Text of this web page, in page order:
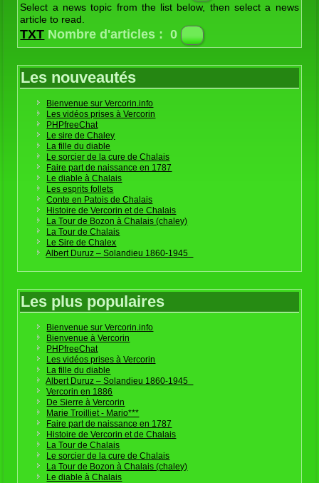
Select a news topic from the list below, then select a news
article to read.
Latest Nombre d'articles : 1
The latest news from the Joomla! Team
TXT Nombre d'articles : 0
Contes et légendes Nombre d'articles : 24
Textes historiques Nombre d'articles : 14
Les nouveautés
Bienvenue sur Vercorin.info
Les vidéos prises à Vercorin
PHPfreeChat
Le sire de Chaley
La fille du diable
Le sorcier de la cure de Chalais
Faire part de naissance en 1787
Le diable à Chalais
Les esprits follets
Conte en Patois de Chalais
Histoire de Vercorin et de Chalais
La Tour de Bozon à Chalais (chaley)
La Tour de Chalais
Le Sire de Chalex
Albert Duruz – Solandieu 1860-1945
Les plus populaires
Bienvenue sur Vercorin.info
Bienvenue à Vercorin
PHPfreeChat
Les vidéos prises à Vercorin
La fille du diable
Albert Duruz – Solandieu 1860-1945
Vercorin en 1886
De Sierre à Vercorin
Marie Troilliet - Mario***
Faire part de naissance en 1787
Histoire de Vercorin et de Chalais
La Tour de Chalais
Le sorcier de la cure de Chalais
La Tour de Bozon à Chalais (chaley)
Le diable à Chalais